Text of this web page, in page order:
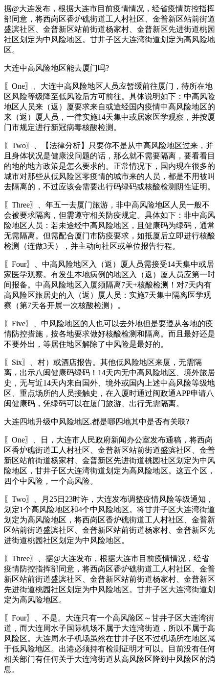
据@大连发布，根据大连市目前疫情情况，经省疫情防控指挥
部同意，将西岗区香炉礁街道工人村社区、金普新区站前街道
盛滨社区、金普新区站前街道杨家村、金普新区先进街道桃园
社区划定为中风险地区。甘井子区大连湾街道划定为高风险地
区。
大连中高风险地区能去厦门吗?
〖One〗、大连中高风险地区人员应暂缓前往厦门，待所在地
区风险等级降至低风险后方可前往。具体说明如下：中高风险
地区人员来（返）厦要求来自或途经国内疫情中高风险地区的
来（返）厦人员，一律实施14天集中或居家医学观察，并按厦
门市规定进行新冠病毒核酸检测。
〖Two〗、【法律分析】只要你不是从中高风险地区过来，并
且身体状况是健康没问题的话，那么就不需要隔离，要看看目
的地的地方政策是怎么要求的。正常情况下，国内现在很多的
城市对那些从低风险区零疫情的城市来的人员，都是不用被叫
去隔离的，不过应该会需要出行码绿码或核酸检测阴性证明。
〖Three〗、年五一去厦门旅游，非中高风险地区人员一般不
会被要求隔离，但需遵守相关防疫规定。具体如下：非中高风
险地区人员：若未途经中高风险地区，且健康码为绿码，通常
无需隔离。但需配合厦门市防疫要求，如抵厦后立即进行核酸
检测（连做3天），并主动向社区或单位报告行程。
〖Four〗、中高风险地区入（返）厦人员需接受14天集中或居
家医学观察。有发生本地病例的地区入（返）厦人员应第一时
间报备。中高风险地区入厦须隔离7天+核酸检测！对7天内有
高风险区旅居史的入（返）厦人员：实施7天集中隔离医学观
察（第7天各开展一次核酸检测）。
〖Five〗、中风险地区的人也可以去外地但是要遵从各地的疫
情防控措施，按各地要求做好核酸检测和隔离。而且最好还是
不要外出，等居住地区解除了中风险是最好的。
〖Six〗、村）或酒店报告。其他低风险地区来厦，无需隔
离，出示八闽健康码绿码！14天内无中高风险地区、境外旅居
史，无与近14天内来自国外、境外或国内上述中高风险等级地
区、重点场所的人员接触史，在入厦时通过闽政通APP申请八
闽健康码，凭绿码可以在厦门旅游、出行无需隔离。
大连四地升级中风险地区,都是哪四地其中是否有关联?
〖One〗、日，大连市人民政府新闻办公室发布通稿，将西岗
区香炉礁街道工人村社区、金普新区站前街道盛滨社区、金普
新区站前街道杨家村、金普新区先进街道桃园社区划定为中风
险地区，甘井子区大连湾街道划定为高风险地区。这五个区，
四个中风险，一个高风险。
〖Two〗、月25日23时许，大连发布调整疫情风险等级通知，
划定1个高风险地区和4个中风险地区。将甘井子区大连湾街道
划定为高风险地区，将西岗区香炉礁街道工人村社区、金普新
区站前街道盛滨社区、金普新区站前街道杨家村、金普新区先
进街道桃园社区划定为中风险地区。
〖Three〗、据@大连发布，根据大连市目前疫情情况，经省
疫情防控指挥部同意，将西岗区香炉礁街道工人村社区、金普
新区站前街道盛滨社区、金普新区站前街道杨家村、金普新区
先进街道桃园社区划定为中风险地区。甘井子区大连湾街道划
定为高风险地区。
〖Four〗、不是。大连只有一个高风险区～甘井子区大连湾街
道，而大连周水子国际机场不属于大连湾街道，所以不属于高
风险区。大连周水子机场虽然在甘井子区不过机场所在地区属
于低风险地区。出港必须持有检测证明才可以。目前没有任何
相关部门有任何关于大连湾街道从高风险区降到中风险区的消
息。